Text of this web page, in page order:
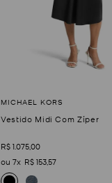
Vestido Midi Com Zíper
R$107500
7
R$15357